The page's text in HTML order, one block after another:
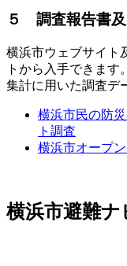
５ 調査報告書及
横浜市ウェブサイト
トから入手できます。
集計に用いた調査デ
横浜市民の防
ト調査
横浜市オープ
横浜市避難ナ